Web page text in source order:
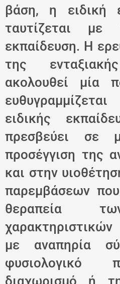
βάση, η ειδική
ταυτίζεται με
εκπαίδευση. Η
της
ακολουθεί μία
ειδικής
πρεσβεύει σε
προσέγγιση της
και στην
παρεμβάσεων
θεραπεία
με αναπηρία
φυσιολογικό
διαχωρισμό ή